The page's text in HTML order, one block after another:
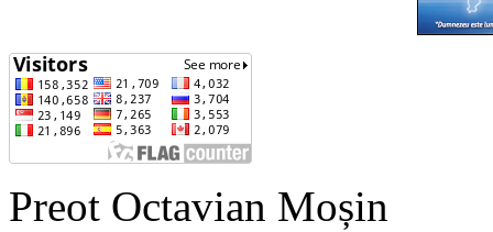
Preot Octavian Moșin